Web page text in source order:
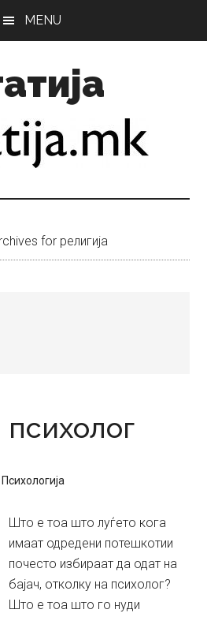
MENU
for религија
психолог
Психологија
Што е тоа што луѓето кога
имаат одредени потешкотии
почесто избираат да одат на
бајач, отколку на психолог?
Што е тоа што го нуди